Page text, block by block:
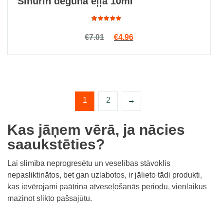
4.91
out
€7.01 Original price was: €7.01.
€4.96Current price is: €4.96.
1 2 →
Kas jāņem vērā, ja nācies
saaukstēties?
Lai slimība neprogresētu un veselības stāvoklis
nepasliktinātos, bet gan uzlabotos, ir jālieto tādi produkti,
kas ievērojami paātrina atveseļošanās periodu, vienlaikus
mazinot slikto pašsajūtu.